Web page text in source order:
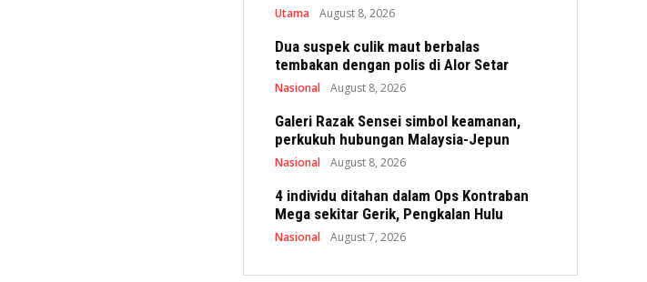
Utama August 8, 2026
Dua suspek culik maut berbalas
tembakan dengan polis di Alor Setar
Nasional August 8, 2026
Galeri Razak Sensei simbol keamanan,
perkukuh hubungan Malaysia-Jepun
Nasional August 8, 2026
4 individu ditahan dalam Ops Kontraban
Mega sekitar Gerik, Pengkalan Hulu
Nasional August 7, 2026